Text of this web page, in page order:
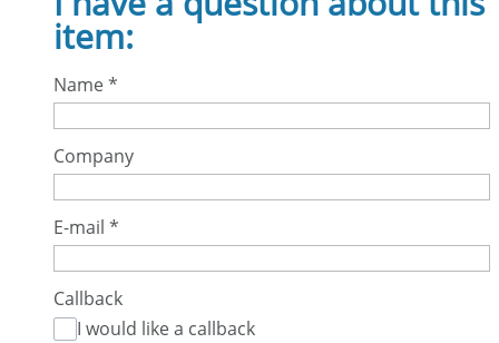
item:
Name*
Company
E-mail *
Callback
I would like a callback